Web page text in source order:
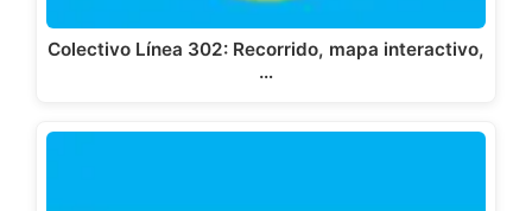
Colectivo Línea 302: Recorrido, mapa interactivo,
…